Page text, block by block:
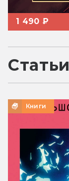
1 490 ₽
Статьи
Книги